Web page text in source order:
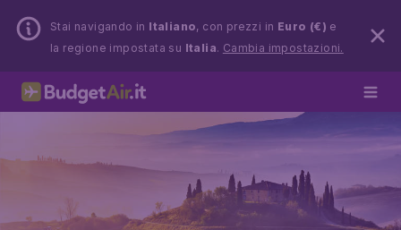
Stai navigando in Italiano, con prezzi in Euro (€) e
la regione impostata su Italia. Cambia impostazioni.